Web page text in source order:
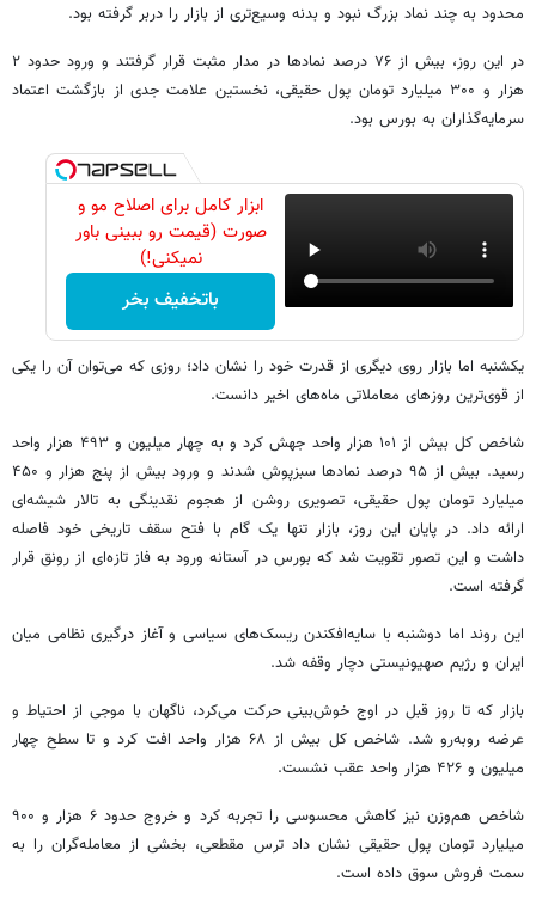
محدود به چند نماد بزرگ نبود و بدنه وسیع‌تری از بازار را دربر گرفته بود.
در این روز، بیش از ۷۶ درصد نمادها در مدار مثبت قرار گرفتند و ورود حدود ۲
هزار و ۳۰۰ میلیارد تومان پول حقیقی، نخستین علامت جدی از بازگشت اعتماد
سرمایه‌گذاران به بورس بود.
ابزار کامل برای اصلاح مو و
صورت (قیمت رو ببینی باور
نمیکنی!)
باتخفیف بخر
یکشنبه اما بازار روی دیگری از قدرت خود را نشان داد؛ روزی که می‌توان آن را یکی
از قوی‌ترین روزهای معاملاتی ماه‌های اخیر دانست.
شاخص کل بیش از ۱۰۱ هزار واحد جهش کرد و به چهار میلیون و ۴۹۳ هزار واحد
رسید. بیش از ۹۵ درصد نمادها سبزپوش شدند و ورود بیش از پنج هزار و ۴۵۰
میلیارد تومان پول حقیقی، تصویری روشن از هجوم نقدینگی به تالار شیشه‌ای
ارائه داد. در پایان این روز، بازار تنها یک گام با فتح سقف تاریخی خود فاصله
داشت و این تصور تقویت شد که بورس در آستانه ورود به فاز تازه‌ای از رونق قرار
گرفته است.
این روند اما دوشنبه با سایه‌افکندن ریسک‌های سیاسی و آغاز درگیری نظامی میان
ایران و رژیم صهیونیستی دچار وقفه شد.
بازار که تا روز قبل در اوج خوش‌بینی حرکت می‌کرد، ناگهان با موجی از احتیاط و
عرضه روبه‌رو شد. شاخص کل بیش از ۶۸ هزار واحد افت کرد و تا سطح چهار
میلیون و ۴۲۶ هزار واحد عقب نشست.
شاخص هم‌وزن نیز کاهش محسوسی را تجربه کرد و خروج حدود ۶ هزار و ۹۰۰
میلیارد تومان پول حقیقی نشان داد ترس مقطعی، بخشی از معامله‌گران را به
سمت فروش سوق داده است.